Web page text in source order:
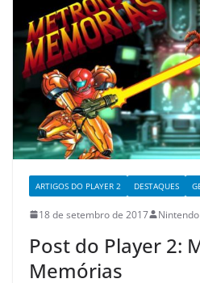
ARTIGOS DO PLAYER 2 DESTAQUES
18 de setembro de 2017
Post do Player 2:
Memórias